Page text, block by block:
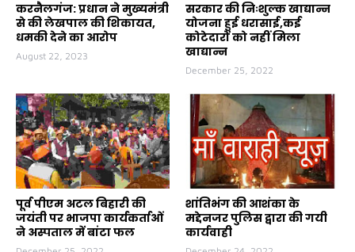
करनैलगंज: प्रधान ने मुख्यमंत्री
से की लेखपाल की शिकायत,
धमकी देने का आरोप
August 22, 2023
सरकार की निःशुल्क खाद्यान्न
योजना हुई धरासाई,कई
कोटेदारों को नहीं मिला
खाद्यान्न
December 25, 2022
पूर्व पीएम अटल बिहारी की
जयंती पर भाजपा कार्यकर्ताओं
ने अस्पताल में बांटा फल
शांतिभंग की आशंका के
मद्देनजर पुलिस द्वारा की गयी
कार्यवाही